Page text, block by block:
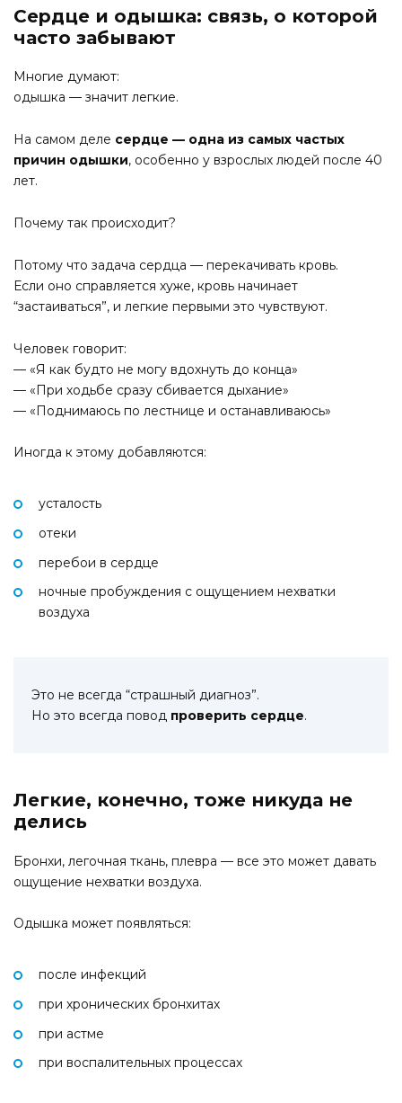
Сердце и одышка: связь, о которой
часто забывают
Многие думают:
одышка — значит легкие.
На самом деле сердце — одна из самых частых
причин одышки, особенно у взрослых людей после 40
лет.
Почему так происходит?
Потому что задача сердца — перекачивать кровь.
Если оно справляется хуже, кровь начинает
“застаиваться”, и легкие первыми это чувствуют.
Человек говорит:
— «Я как будто не могу вдохнуть до конца»
— «При ходьбе сразу сбивается дыхание»
— «Поднимаюсь по лестнице и останавливаюсь»
Иногда к этому добавляются:
усталость
отеки
перебои в сердце
ночные пробуждения с ощущением нехватки
воздуха
Это не всегда “страшный диагноз”.
Но это всегда повод проверить сердце.
Легкие, конечно, тоже никуда не
делись
Бронхи, легочная ткань, плевра — все это может давать
ощущение нехватки воздуха.
Одышка может появляться:
после инфекций
при хронических бронхитах
при астме
при воспалительных процессах